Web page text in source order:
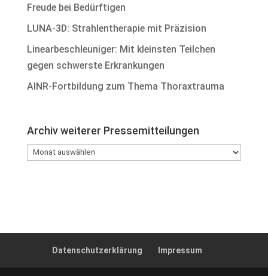
Freude bei Bedürftigen
LUNA-3D: Strahlentherapie mit Präzision
Linearbeschleuniger: Mit kleinsten Teilchen
gegen schwerste Erkrankungen
AINR-Fortbildung zum Thema Thoraxtrauma
Archiv weiterer Pressemitteilungen
Archiv
Datenschutzerklärung Impressum